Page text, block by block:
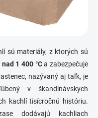
sú materiály, z ktorých sú
1 400 °Ca zabezpečuje
nazývaný aj taľk, je
v škandinávskych
kachlí tisícročnú históriu.
dodávajú kachliach